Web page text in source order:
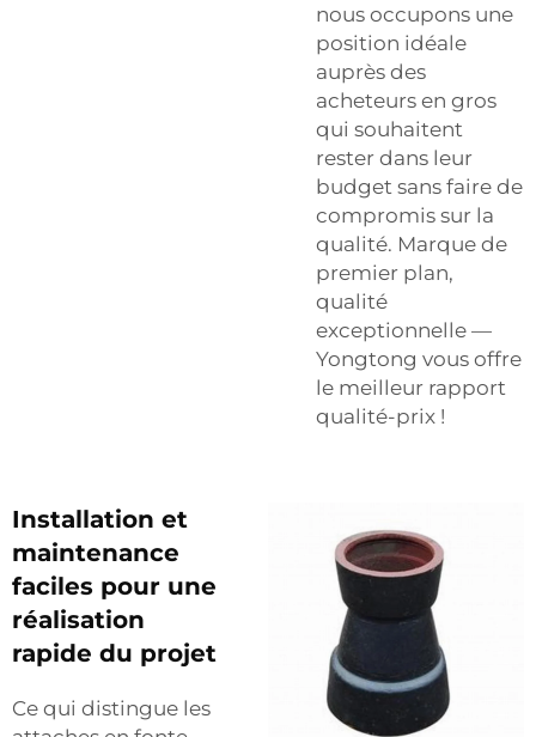
nous occupons une
position idéale
auprès des
acheteurs en gros
qui souhaitent
rester dans leur
budget sans faire de
compromis sur la
qualité. Marque de
premier plan,
qualité
exceptionnelle —
Yongtong vous offre
le meilleur rapport
qualité-prix !
Installation et
maintenance
faciles pour une
réalisation
rapide du projet
Ce qui distingue les